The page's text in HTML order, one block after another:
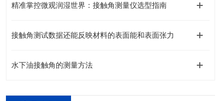
精准掌控微观润湿世界：接触角测量仪选型指南
接触角测试数据还能反映材料的表面能和表面张力
水下油接触角的测量方法